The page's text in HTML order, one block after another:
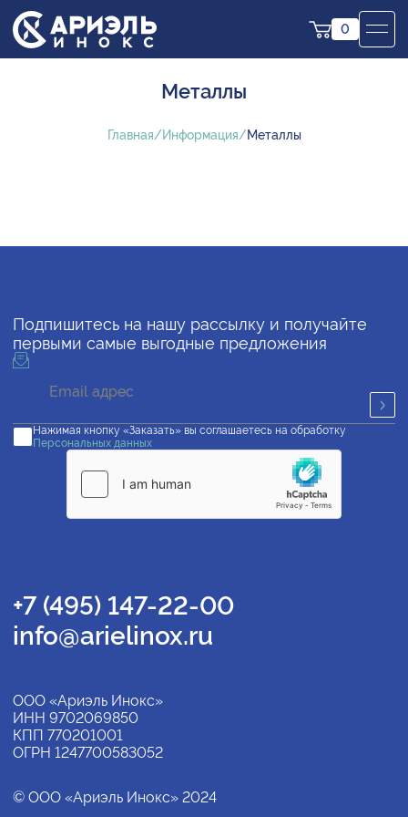
0
Металлы
Главная Информация Металлы
Подпишитесь на нашу рассылку и получайте
первыми самые выгодные предложения
Нажимая кнопку «Заказать» вы соглашаетесь на обработку
Персональных данных
+7 (495) 147-22-00
info@arielinox.ru
ООО «Ариэль Инокс»
ИНН 9702069850
КПП 770201001
ОГРН 1247700583052
© ООО «Ариэль Инокс» 2024